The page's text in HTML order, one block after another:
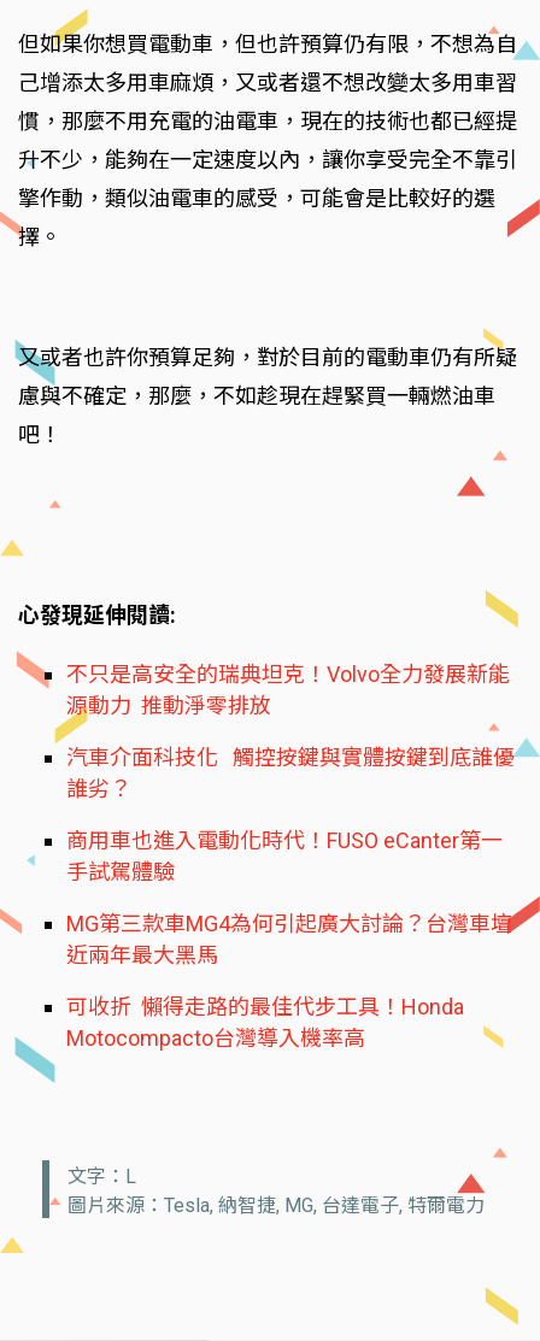
但如果你想買電動車，但也許預算仍有限，不想為自
己增添太多用車麻煩，又或者還不想改變太多用車習
慣，那麼不用充電的油電車，現在的技術也都已經提
升不少，能夠在一定速度以內，讓你享受完全不靠引
擎作動，類似油電車的感受，可能會是比較好的選
擇。
又或者也許你預算足夠，對於目前的電動車仍有所疑
慮與不確定，那麼，不如趁現在趕緊買一輛燃油車
吧！
心發現延伸閱讀:
不只是高安全的瑞典坦克！Volvo全力發展新能
源動力 推動淨零排放
汽車介面科技化 觸控按鍵與實體按鍵到底誰優
誰劣？
商用車也進入電動化時代！FUSO eCanter第一
手試駕體驗
MG第三款車MG4為何引起廣大討論？台灣車壇
近兩年最大黑馬
可收折 懶得走路的最佳代步工具！Honda
Motocompacto台灣導入機率高
文字：L
圖片來源：Tesla, 納智捷, MG, 台達電子, 特爾電力